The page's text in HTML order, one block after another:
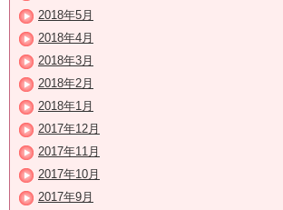
2018年5月
2018年4月
2018年3月
2018年2月
2018年1月
2017年12月
2017年11月
2017年10月
2017年9月